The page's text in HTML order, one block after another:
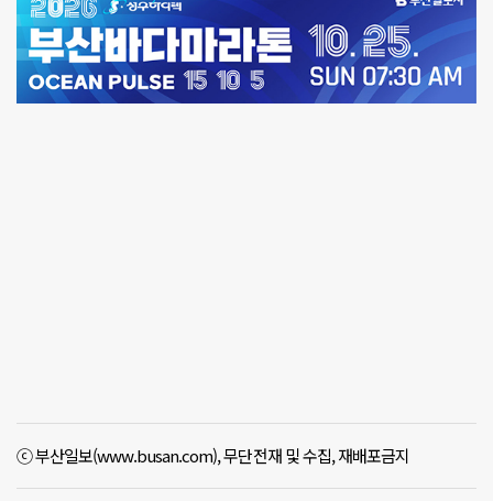
ⓒ 부산일보(www.busan.com), 무단전재 및 수집, 재배포금지